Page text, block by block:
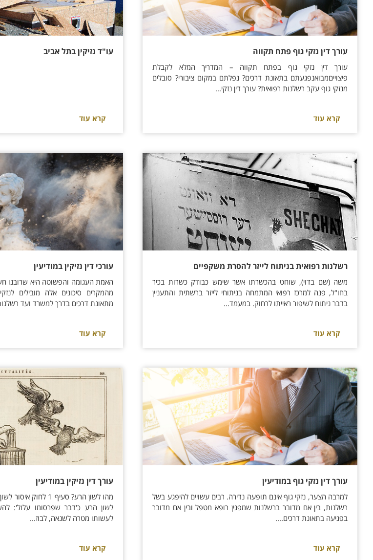
עורך דין נזקי גוף פתח תקווה
עורך דין נזקי גוף בפתח תקווה – המדריך המלא לקבלת
פיצוייםמבואנפגעתם בתאונת דרכים? נפלתם במקום ציבורי? סובלים
מנזקי גוף עקב רשלנות רפואית? עורך דין נזקי...
קרא עוד
עו"ד נזיקין בתל אביב
קרא עוד
רשלנות רפואית בניתוח לייזר להסרת משקפיים
משה (שם בדוי), שוחט בהכשרתו אשר שימש כבודק כשרות בכיר
בחו"ל, פנה למרכז רפואי המתמחה בניתוחי לייזר ברשתית והתעניין
בדבר ניתוח לשיפור ראייתו לרחוק. במעמד...
קרא עוד
עורכי דין נזיקין במודיעין
האמת העגומה והפשוטה היא שרובנו
מהמקרים סיכונים אלה מובילים
מתאונת דרכים בדרך למשרד ועד
קרא עוד
עורך דין נזקי גוף במודיעין
למרבה הצער, נזקי גוף אינם תופעה נדירה. רבים עשויים להיפגע בשל
רשלנות, בין אם מדובר ברשלנות שמפגין רופא מטפל ובין אם מדובר
בפגיעה בתאונת דרכים....
קרא עוד
עורך דין נזיקין במודיעין
לשון הרע כ'דבר שפרסומו עלול':
לעשותו מטרה לשנאה, לבוז...
קרא עוד